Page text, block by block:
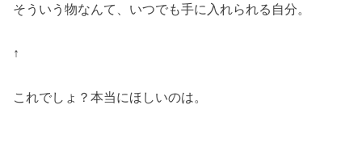
そういう物なんて、いつでも手に入れられる自分。
↑
これでしょ？本当にほしいのは。